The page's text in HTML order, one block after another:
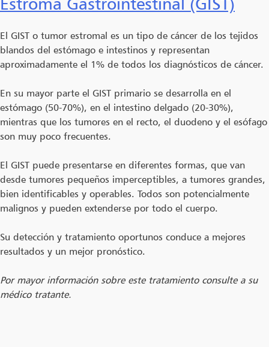
El GIST o tumor estromal es un tipo de cáncer de los tejidos
blandos del estómago e intestinos y representan
aproximadamente el 1% de todos los diagnósticos de cáncer.
En su mayor parte el GIST primario se desarrolla en el
estómago (50-70%), en el intestino delgado (20-30%),
mientras que los tumores en el recto, el duodeno y el esófago
son muy poco frecuentes.
El GIST puede presentarse en diferentes formas, que van
desde tumores pequeños imperceptibles, a tumores grandes,
bien identificables y operables. Todos son potencialmente
malignos y pueden extenderse por todo el cuerpo.
Su detección y tratamiento oportunos conduce a mejores
resultados y un mejor pronóstico.
Por mayor información sobre este tratamiento consulte a su
médico tratante.